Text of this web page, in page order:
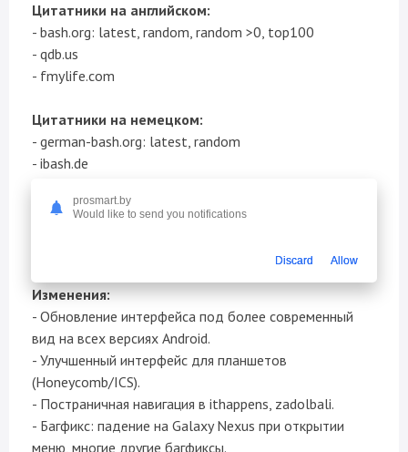
Цитатники на английском:
- bash.org: latest, random, random >0, top100
- qdb.us
- fmylife.com
Цитатники на немецком:
- german-bash.org: latest, random
- ibash.de
- abash.at
Изменения:
- Обновление интерфейса под более современный
вид на всех версиях Android.
- Улучшенный интерфейс для планшетов
(Honeycomb/ICS).
- Постраничная навигация в ithappens, zadolbali.
- Багфикс: падение на Galaxy Nexus при открытии
меню, многие другие багфиксы.
prosmart.by
Would like to send you notifications
Discard Allow